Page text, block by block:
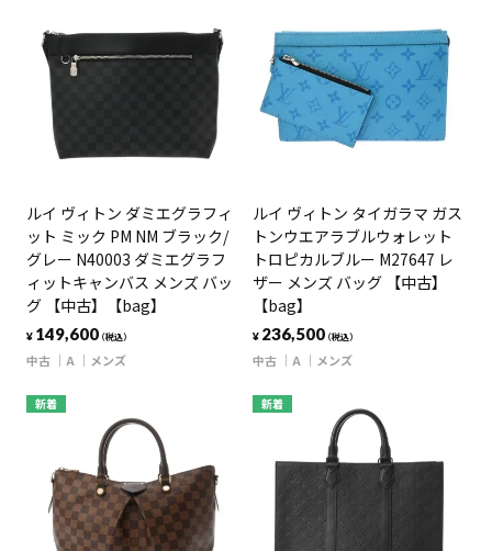
ルイ ヴィトン ダミエグラフィ
ット ミック PM NM ブラック/
グレー N40003 ダミエグラフ
ィットキャンバス メンズ バッ
グ 【中古】【bag】
¥ 149,600（税込）
中古 A メンズ
ルイ ヴィトン タイガラマ ガス
トンウエアラブルウォレット
トロピカルブルー M27647 レ
ザー メンズ バッグ 【中古】
【bag】
¥ 236,500（税込）
中古 A メンズ
新着 新着